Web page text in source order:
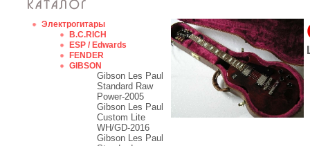
Электрогитары
B.C.RICH
ESP / Edwards
FENDER
GIBSON
Gibson Les Paul
Standard Raw
Power-2005
Gibson Les Paul
Custom Lite
WH/GD-2016
Gibson Les Paul